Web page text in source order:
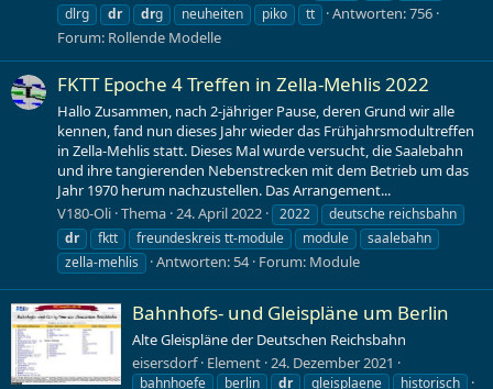
dlrg
dr drg neuheiten piko tt
Antworten: 756
Forum: Rollende Modelle
FKTT Epoche 4 Treffen in Zella-Mehlis 2022
Hallo Zusammen, nach 2-jähriger Pause, deren Grund wir alle
kennen, fand nun dieses Jahr wieder das Frühjahrsmodultreffen
in Zella-Mehlis statt. Dieses Mal wurde versucht, die Saalebahn
und ihre tangierenden Nebenstrecken mit dem Betrieb um das
Jahr 1970 herum nachzustellen. Das Arrangement...
V180-Oli Thema 24. April 2022 2022
deutsche reichsbahn
dr
fktt freundeskreis tt-module module
saalebahn
zella-mehlis
Antworten: 54 Forum: Module
Bahnhofs- und Gleispläne um Berlin
Alte Gleispläne der Deutschen Reichsbahn
eisersdorf Element 24. Dezember 2021
bahnhoefe berlin dr gleisplaene historisch